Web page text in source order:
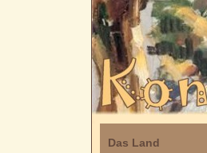
Das Land